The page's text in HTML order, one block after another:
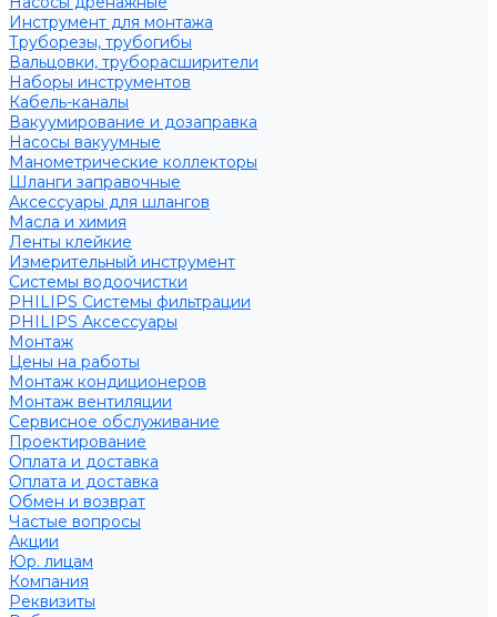
Инструмент для монтажа
Труборезы, трубогибы
Вальцовки, труборасширители
Наборы инструментов
Кабель-каналы
Вакуумирование и дозаправка
Насосы вакуумные
Манометрические коллекторы
Шланги заправочные
Аксессуары для шлангов
Масла и химия
Ленты клейкие
Измерительный инструмент
Системы водоочистки
PHILIPS Системы фильтрации
PHILIPS Аксессуары
Монтаж
Цены на работы
Монтаж кондиционеров
Монтаж вентиляции
Сервисное обслуживание
Проектирование
Оплата и доставка
Оплата и доставка
Обмен и возврат
Частые вопросы
Акции
Юр. лицам
Компания
Реквизиты